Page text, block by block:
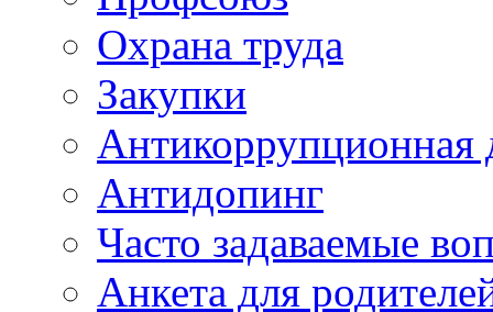
Охрана труда
Закупки
Антикоррупционная
Антидопинг
Часто задаваемые
Анкета для